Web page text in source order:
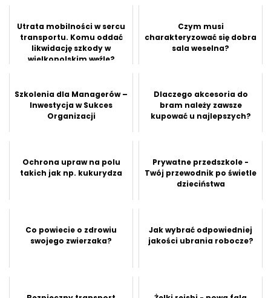
Utrata mobilności w sercu
transportu. Komu oddać
likwidację szkody w
wielkopolskim węźle?
Czym musi
charakteryzować się dobra
sala weselna?
Szkolenia dla Managerów –
Inwestycja w Sukces
Organizacji
Dlaczego akcesoria do
bram należy zawsze
kupować u najlepszych?
Ochrona upraw na polu
takich jak np. kukurydza
Prywatne przedszkole -
Twój przewodnik po świetle
dzieciństwa
Co powiecie o zdrowiu
swojego zwierzaka?
Jak wybrać odpowiedniej
jakości ubrania robocze?